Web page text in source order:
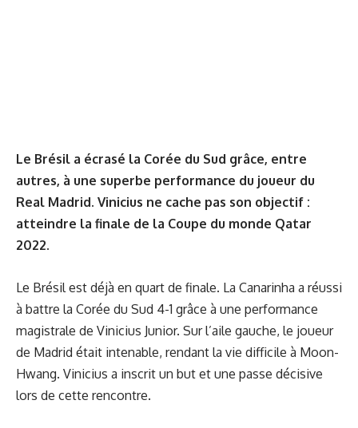
Le Brésil a écrasé la Corée du Sud grâce, entre
autres, à une superbe performance du joueur du
Real Madrid. Vinicius ne cache pas son objectif :
atteindre la finale de la Coupe du monde Qatar
2022.
Le Brésil est déjà en quart de finale. La Canarinha a réussi
à battre la Corée du Sud 4-1 grâce à une performance
magistrale de Vinicius Junior. Sur l’aile gauche, le joueur
de Madrid était intenable, rendant la vie difficile à Moon-
Hwang. Vinicius a inscrit un but et une passe décisive
lors de cette rencontre.